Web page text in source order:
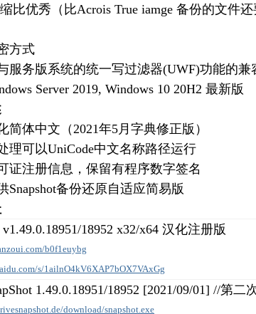
比优秀（比Acrois True iamge 备份的文件还
方式
服务版系统的统一写过滤器(UWF)功能的兼
Server 2019, Windows 10 20H2 最新版
简体中文（2021年5月字典修正版）
理可以UniCode中文名称路径运行
证注册信息，保留有程序数字签名
Snapshot备份还原自适应简易版
v1.49.0.18951/18952 x32/x64 汉化注册版
b0f1euybg
s/1ailnO4kV6XAP7bOX7VAxGg
1.49.0.18951/18952 [2021/09/01] //第二
download/snapshot.exe